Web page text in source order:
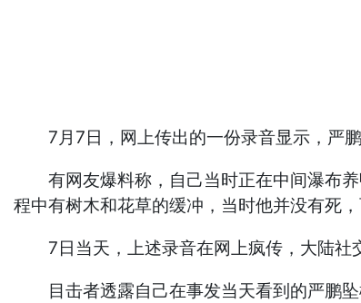
7月7日，网上传出的一份录音显示，严鹏
有网友爆料称，自己当时正在中间瀑布养
程中有树木和花草的缓冲，当时他并没有死
7日当天，上述录音在网上疯传，大陆社
目击者透露自己在事发当天看到的严鹏坠